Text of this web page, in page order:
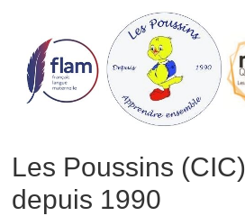
content
Les Poussins (CIC)
depuis 1990